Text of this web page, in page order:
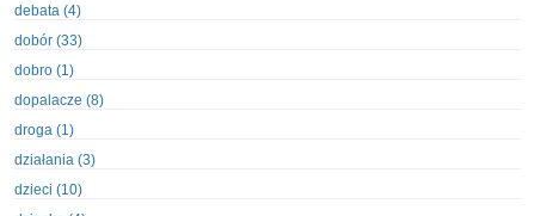
debata (4)
dobór (33)
dobro (1)
dopalacze (8)
droga (1)
działania (3)
dzieci (10)